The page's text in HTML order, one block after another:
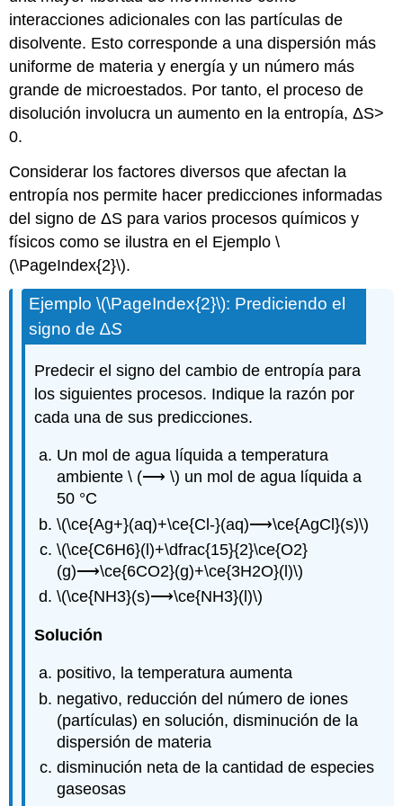
interacciones adicionales con las partículas de
disolvente. Esto corresponde a una dispersión más
uniforme de materia y energía y un número más
grande de microestados. Por tanto, el proceso de
disolución involucra un aumento en la entropía, ΔS>
0.
Considerar los factores diversos que afectan la
entropía nos permite hacer predicciones informadas
del signo de ΔS para varios procesos químicos y
físicos como se ilustra en el Ejemplo \
(\PageIndex{2}\).
Ejemplo \(\PageIndex{2}\): Prediciendo el
signo de ∆S
Predecir el signo del cambio de entropía para
los siguientes procesos. Indique la razón por
cada una de sus predicciones.
Un mol de agua líquida a temperatura
ambiente \ (⟶ \) un mol de agua líquida a
50 °C
\(\ce{Ag+}(aq)+\ce{Cl-}(aq)⟶\ce{AgCl}(s)\)
\(\ce{C6H6}(l)+\dfrac{15}{2}\ce{O2}
(g)⟶\ce{6CO2}(g)+\ce{3H2O}(l)\)
\(\ce{NH3}(s)⟶\ce{NH3}(l)\)
Solución
positivo, la temperatura aumenta
negativo, reducción del número de iones
(partículas) en solución, disminución de la
dispersión de materia
disminución neta de la cantidad de especies
gaseosas